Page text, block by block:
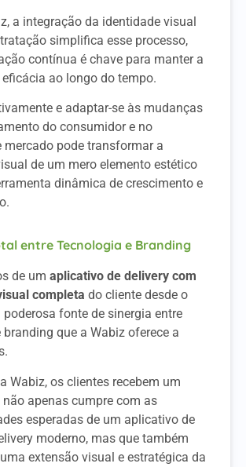
a integração da identidade visual
simplifica esse processo,
contínua é chave para manter a
eficácia ao longo do tempo.
e adaptar-se às mudanças
do consumidor e no
mercado pode transformar a
de um mero elemento estético
dinâmica de crescimento e
entre Tecnologia e Branding
de um aplicativo de delivery com
completa do cliente desde o
fonte de sinergia entre
que a Wabiz oferece a
Wabiz, os clientes recebem um
apenas cumpre com as
esperadas de um aplicativo de
moderno, mas que também
extensão visual e estratégica da